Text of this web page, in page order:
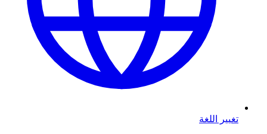
تغيير اللغة